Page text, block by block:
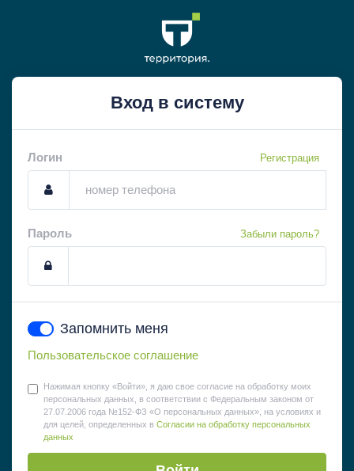
Вход в систему
Логин Регистрация
Пароль Забыли пароль?
Запомнить меня
Пользовательское соглашение
Нажимая кнопку «Войти», я даю свое согласие на обработку моих
персональных данных, в соответствии с Федеральным законом от
27.07.2006 года №152-ФЗ «О персональных данных», на условиях и
для целей, определенных в Согласии на обработку персональных
данных